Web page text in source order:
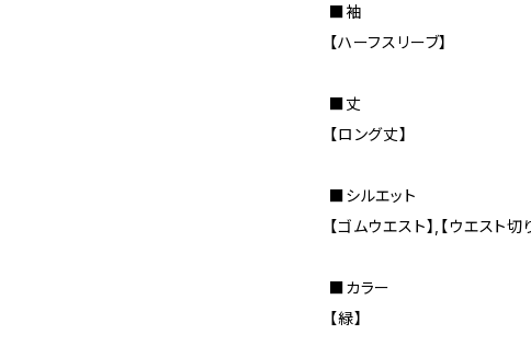
■袖
【ハーフスリーブ】
■丈
【ロング丈】
■シルエット
【ゴムウエスト】,【ウエスト切
■カラー
【緑】